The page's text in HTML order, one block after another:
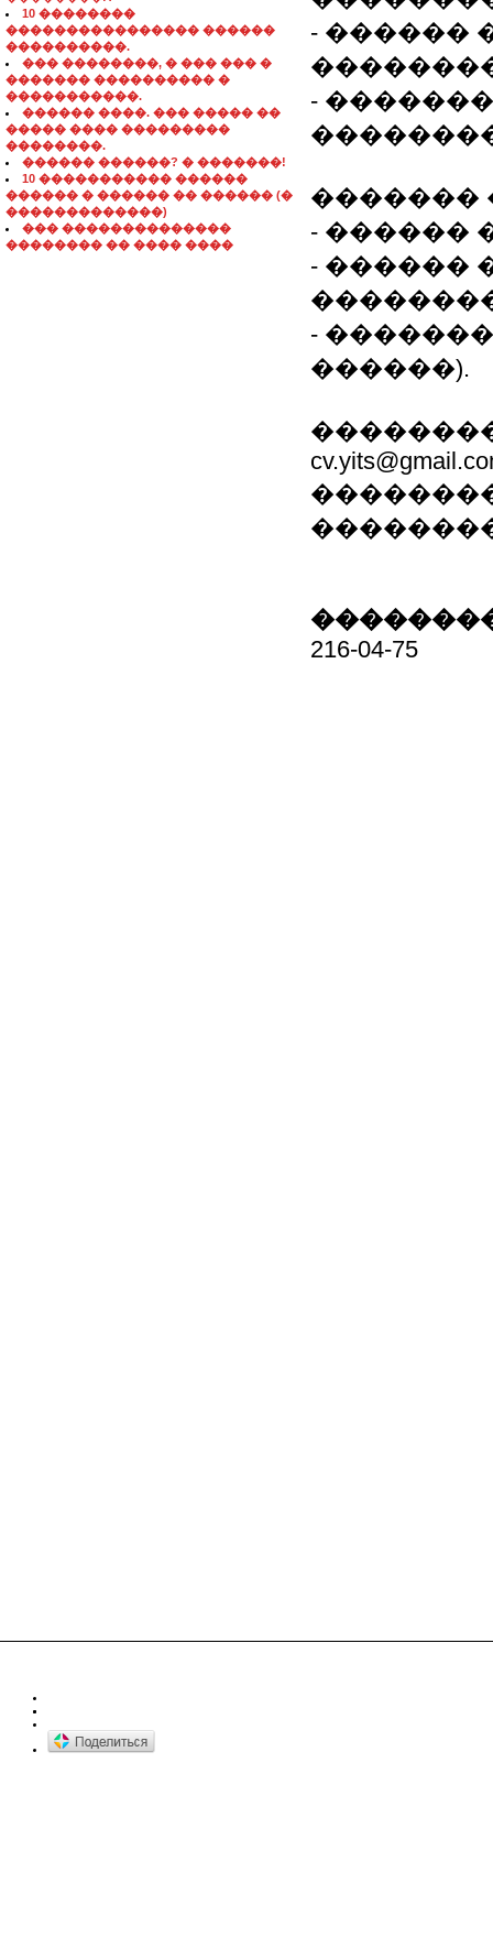
10 ��������
���������������� ������
����������.
��� ��������, � ��� ��� �
������� ���������� �
�����������.
������ ����. ��� ����� ��
����� ���� ���������
��������.
������ ������? � �������!
10 ����������� ������
������ � ������ �� ������ (�
�������������)
��� ��������������
�������� �� ���� ����
- ������
-
�������
- ������
- ������
-
������).
216-04-75